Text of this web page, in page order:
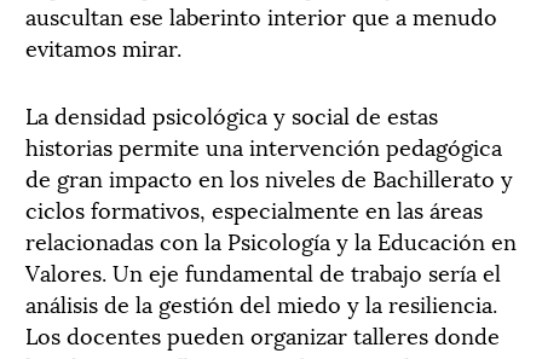
auscultan ese laberinto interior que a menudo
evitamos mirar.
La densidad psicológica y social de estas
historias permite una intervención pedagógica
de gran impacto en los niveles de Bachillerato y
ciclos formativos, especialmente en las áreas
relacionadas con la Psicología y la Educación en
Valores. Un eje fundamental de trabajo sería el
análisis de la gestión del miedo y la resiliencia.
Los docentes pueden organizar talleres donde